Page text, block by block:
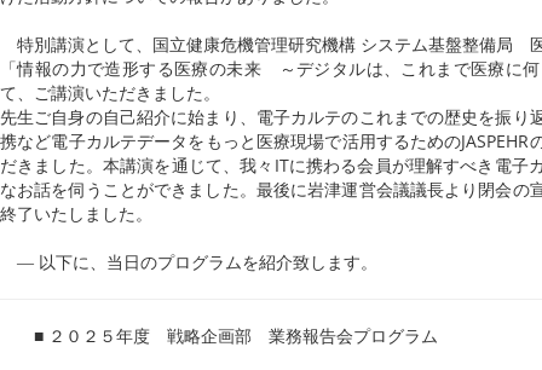
特別講演として、国立健康危機管理研究機構 システム基盤整備局
「情報の力で造形する医療の未来 ～デジタルは、これまで医療に
て、ご講演いただきました。
先生ご自身の自己紹介に始まり、電子カルテのこれまでの歴史を振り
携など電子カルテデータをもっと医療現場で活用するための
だきました。本講演を通じて、我々ITに携わる会員が理解すべき電子
なお話を伺うことができました。最後に岩津運営会議議長より閉会の
終了いたしました。
― 以下に、当日のプログラムを紹介致します。
■ ２０２５年度 戦略企画部 業務報告会プログラム